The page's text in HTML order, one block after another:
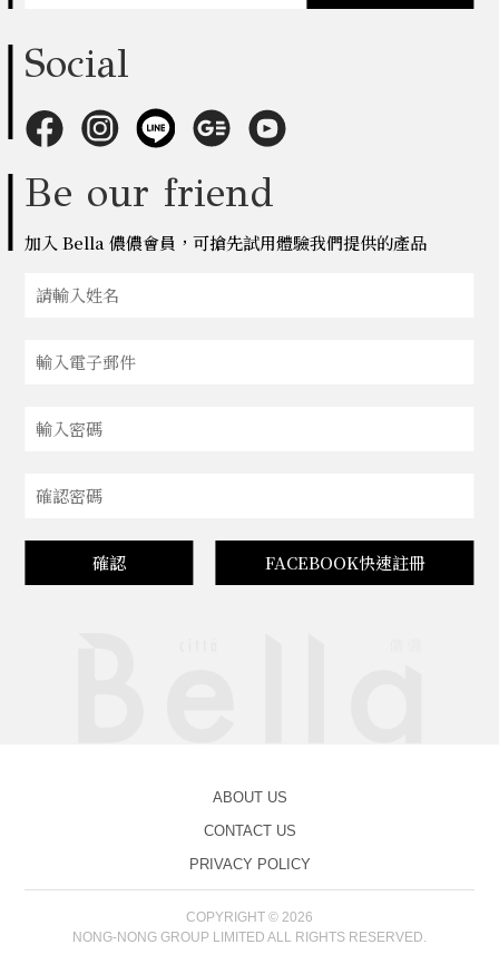
Social
Be our friend
加入 Bella 儂儂會員，可搶先試用體驗我們提供的產品
確認 FACEBOOK快速註冊
ABOUT US
CONTACT US
PRIVACY POLICY
COPYRIGHT © 2026
NONG-NONG GROUP LIMITED ALL RIGHTS RESERVED.